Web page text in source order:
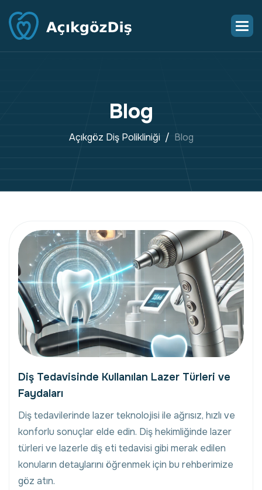
Blog
Açıkgöz Diş Polikliniği Blog
Diş Tedavisinde Kullanılan Lazer Türleri ve
Faydaları
Diş tedavilerinde lazer teknolojisi ile ağrısız, hızlı ve
konforlu sonuçlar elde edin. Diş hekimliğinde lazer
türleri ve lazerle diş eti tedavisi gibi merak edilen
konuların detaylarını öğrenmek için bu rehberimize
göz atın.